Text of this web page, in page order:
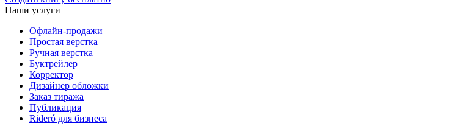
Наши услуги
Офлайн-продажи
Простая верстка
Ручная верстка
Буктрейлер
Корректор
Дизайнер обложки
Заказ тиража
Публикация
Rideró для бизнеса